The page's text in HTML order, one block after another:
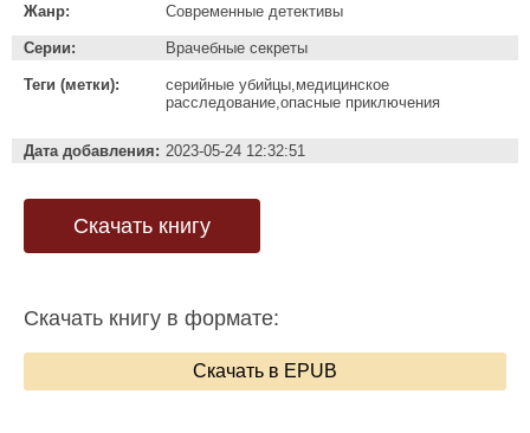
Жанр: Современные детективы
Серии: Врачебные секреты
Теги (метки):
серийные убийцы,медицинское
расследование,опасные приключения
Дата добавления: 2023-05-24 12:32:51
Скачать книгу
Скачать книгу в формате:
Скачать в EPUB